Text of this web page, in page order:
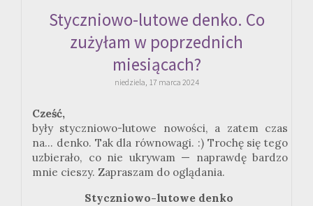
Styczniowo-lutowe denko. Co
zużyłam w poprzednich
miesiącach?
niedziela, 17 marca 2024
Cześć,
były styczniowo-lutowe nowości, a zatem czas
na... denko. Tak dla równowagi. :) Trochę się tego
uzbierało, co nie ukrywam — naprawdę bardzo
mnie cieszy. Zapraszam do oglądania.
Styczniowo-lutowe denko